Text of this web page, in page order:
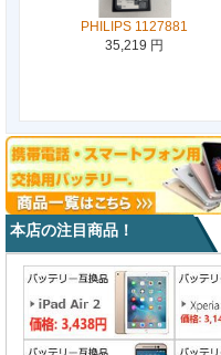
PHILIPS 1127881
35,219 円
本店の注目商品！